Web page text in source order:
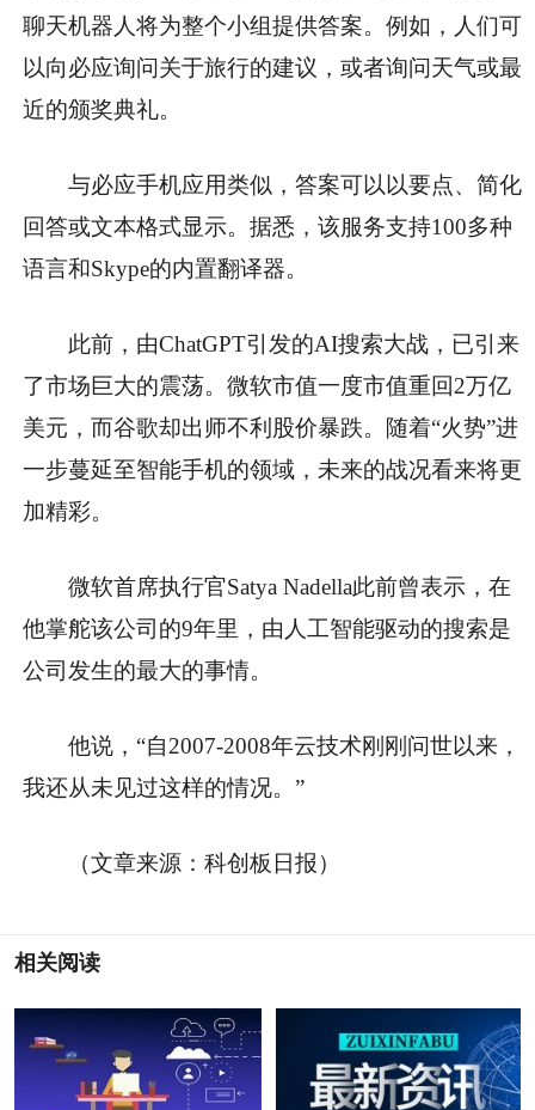
聊天机器人将为整个小组提供答案。例如，人们可
以向必应询问关于旅行的建议，或者询问天气或最
近的颁奖典礼。
与必应手机应用类似，答案可以以要点、简化
回答或文本格式显示。据悉，该服务支持100多种
语言和Skype的内置翻译器。
此前，由ChatGPT引发的AI搜索大战，已引来
了市场巨大的震荡。微软市值一度市值重回2万亿
美元，而谷歌却出师不利股价暴跌。随着“火势”进
一步蔓延至智能手机的领域，未来的战况看来将更
加精彩。
微软首席执行官Satya Nadella此前曾表示，在
他掌舵该公司的9年里，由人工智能驱动的搜索是
公司发生的最大的事情。
他说，“自2007-2008年云技术刚刚问世以来，
我还从未见过这样的情况。”
（文章来源：科创板日报）
相关阅读